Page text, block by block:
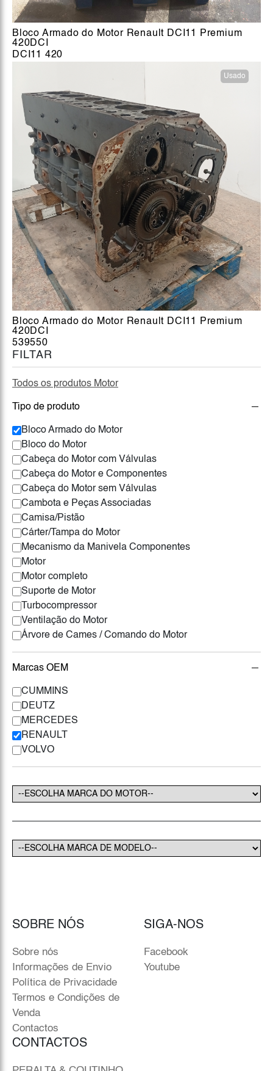
FILTAR
Todos os produtos Motor
Tipo de produto
Bloco Armado do Motor
Bloco do Motor
Cabeça do Motor com Válvulas
Cabeça do Motor e Componentes
Cabeça do Motor sem Válvulas
Cambota e Peças Associadas
Camisa/Pistão
Cárter/Tampa do Motor
Mecanismo da Manivela Componentes
Motor
Motor completo
Suporte de Motor
Turbocompressor
Ventilação do Motor
Árvore de Cames / Comando do Motor
Marcas OEM
CUMMINS
DEUTZ
MERCEDES
RENAULT
VOLVO
Bloco Armado do Motor Renault DCI11 Premium
420DCI
DCI11 420
Usado
Bloco Armado do Motor Renault DCI11 Premium
420DCI
539550
SOBRE NÓS
Sobre nós
Informações de Envio
Política de Privacidade
Termos e Condições de
Venda
Contactos
SIGA-NOS
Facebook
Youtube
CONTACTOS